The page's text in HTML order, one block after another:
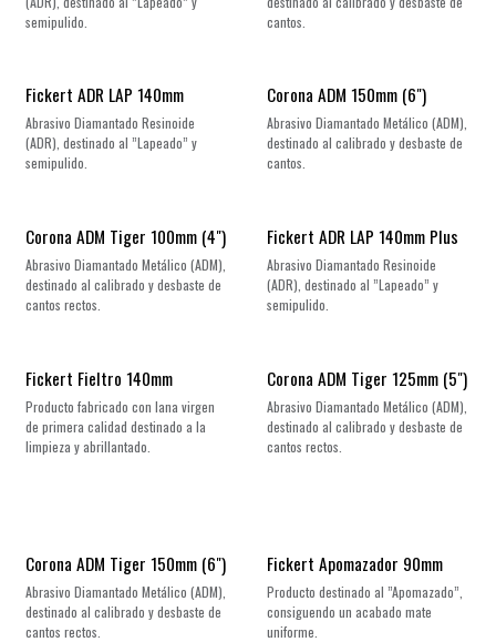
semipulido.
cantos.
Fickert ADR LAP 140mm
Abrasivo Diamantado Resinoide
(ADR), destinado al ”Lapeado” y
semipulido.
Corona ADM 150mm (6")
Abrasivo Diamantado Metálico (ADM),
destinado al calibrado y desbaste de
cantos.
Corona ADM Tiger 100mm (4")
Abrasivo Diamantado Metálico (ADM),
destinado al calibrado y desbaste de
cantos rectos.
Fickert ADR LAP 140mm Plus
Abrasivo Diamantado Resinoide
(ADR), destinado al ”Lapeado” y
semipulido.
Fickert Fieltro 140mm
Producto fabricado con lana virgen
de primera calidad destinado a la
limpieza y abrillantado.
Corona ADM Tiger 125mm (5")
Abrasivo Diamantado Metálico (ADM),
destinado al calibrado y desbaste de
cantos rectos.
Corona ADM Tiger 150mm (6")
Abrasivo Diamantado Metálico (ADM),
destinado al calibrado y desbaste de
cantos rectos.
Fickert Apomazador 90mm
Producto destinado al ”Apomazado”,
consiguendo un acabado mate
uniforme.